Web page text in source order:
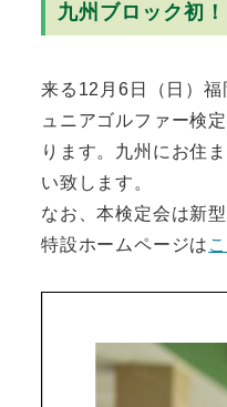
九州ブロック初
来る12月6日（日）
ュニアゴルファー検
ります。九州にお住
い致します。
なお、本検定会は新
特設ホームページは